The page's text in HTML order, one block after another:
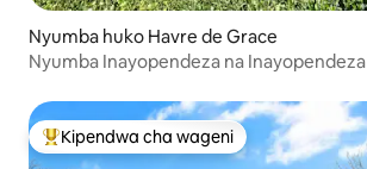
Nyumba huko Havre de Grace
Nyumba Inayopendeza na Inayopendeza
Kipendwa maarufu cha wageni
Kipendwa cha wageni